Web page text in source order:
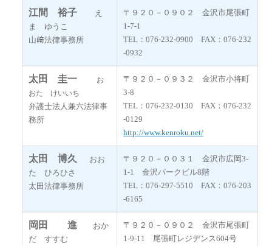
江間 裕子
え
ま ゆうこ
山﨑法律事務所
〒９２０－０９０２ 金沢市尾張町
1-7-1
TEL：076-232-0900 FAX：076-232
-0932
太田 圭一
お
おた けいいち
弁護士法人兼六法律事
務所
〒９２０－０９３２ 金沢市小将町
3-8
TEL：076-232-0130 FAX：076-232
-0129
http://www.kenroku.net/
太田 博久
おお
た ひろひさ
太田法律事務所
〒９２０－００３１ 金沢市広岡3-
1-1 金沢パークビル8階
TEL：076-297-5510 FAX：076-203
-6165
岡田 進 おか
だ すすむ
〒９２０－０９０２ 金沢市尾張町
1-9-11 尾張町レジデンス604号